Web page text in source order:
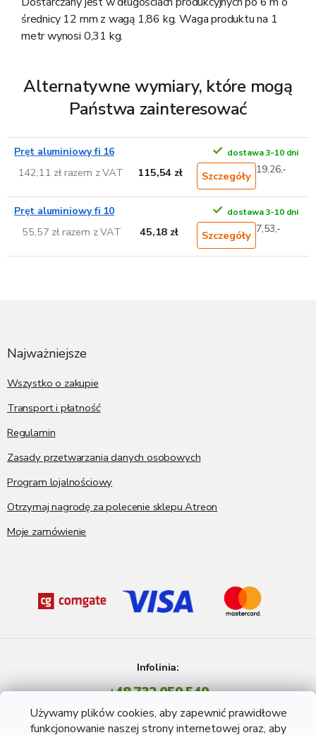
Używamy plików cookies, aby zapewnić prawidłowe
funkcjonowanie naszej strony internetowej oraz, aby
średnicy 12 mm z wagą 1,86 kg. Waga produktu na 1
metr wynosi 0,31 kg.
Alternatywne wymiary, które mogą
Państwa zainteresować
Pręt aluminiowy fi 16 dostawa 3-10 dni
142,11 zł razem z VAT 115,54 zł Szczegóły 19,26,-
Pręt aluminiowy fi 10 dostawa 3-10 dni
55,57 zł razem z VAT 45,18 zł Szczegóły 7,53,-
Najważniejsze
Wszystko o zakupie
Transport i płatność
Regulamin
Zasady przetwarzania danych osobowych
Program lojalnościowy
Otrzymaj nagrodę za polecenie sklepu Atreon
Moje zamówienie
Infolinia:
+48 732 059 549
Pon - Pt: 8 - 15 godź.
info@atreon.pl